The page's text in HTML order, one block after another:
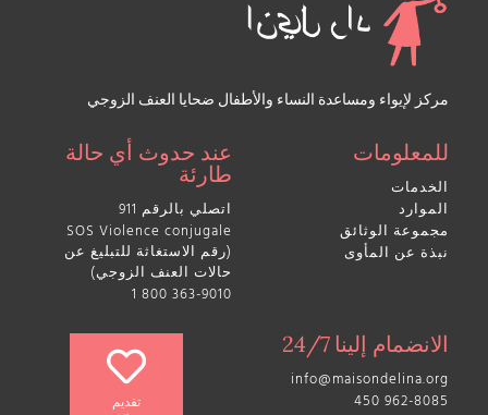
مركز لإيواء ومساعدة النساء والأطفال ضحايا العنف الزوجي
للمعلومات
الخدمات
الموارد
مجموعة الوثائق
نبذة عن المأوى
عند حدوث أي حالة
طارئة
اتصلي بالرقم 911
SOS Violence conjugale
(رقم الاستغاثة للتبليغ عن
حالات العنف الزوجي)
1 800 363-9010
الانضمام إلينا 24/7
info@maisondelina.org
450 962-8085
تقديم